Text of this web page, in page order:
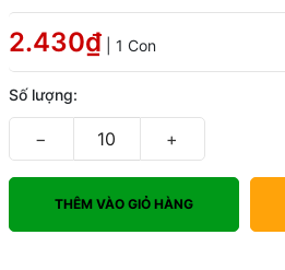
2.430₫ | 1 Con
Số lượng:
− +
THÊM VÀO GIỎ HÀNG